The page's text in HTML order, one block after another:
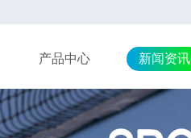
产品中心 新闻资讯